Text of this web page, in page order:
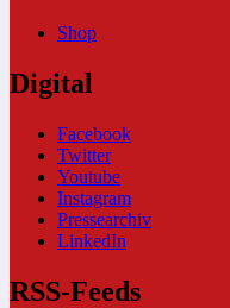
Shop
Digital
Facebook
Twitter
Youtube
Instagram
Pressearchiv
LinkedIn
RSS-Feeds